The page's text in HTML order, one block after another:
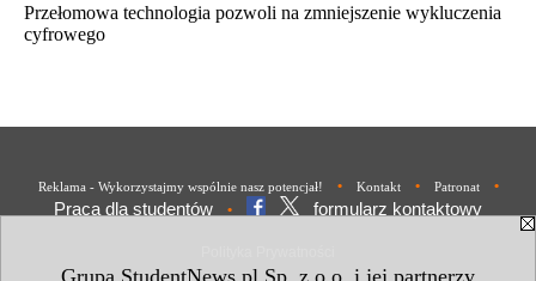
Grupa StudentNews.pl Sp. z o.o. i jej partnerzy
Przełomowa technologia pozwoli na zmniejszenie wykluczenia
cyfrowego
Reklama - Wykorzystajmy wspólnie nasz potencjał! • Kontakt • Patronat •
Praca dla studentów • formularz kontaktowy